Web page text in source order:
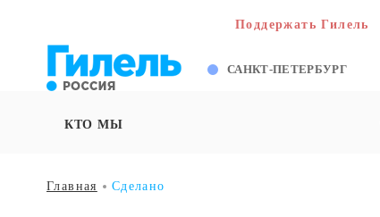
Поддержать Гилель
САНКТ-ПЕТЕРБУРГ
КТО МЫ
Главная Сделано